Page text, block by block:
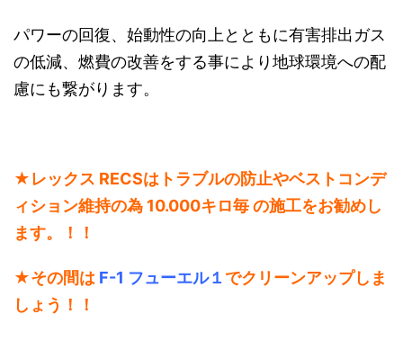
パワーの回復、始動性の向上とともに有害排出ガス
の低減、燃費の改善をする事により地球環境への配
慮にも繋がります。
★レックス RECSはトラブルの防止やベストコンデ
ィション維持の為 10.000キロ毎 の施工をお勧めし
ます。！！
★その間は F-1 フューエル１ でクリーンアップしま
しょう！！